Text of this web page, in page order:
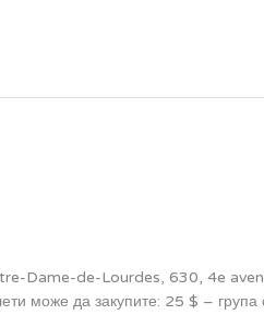
Dame-de-Lourdes, 630, 4e
може да закупите: 25 $ –